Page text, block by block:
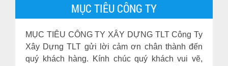
MỤC TIÊU CÔNG TY
MỤC TIÊU CÔNG TY XÂY DỰNG TLT Công Ty
Xây Dựng TLT gửi lời cảm ơn chân thành đến
quý khách hàng. Kính chúc quý khách vui vẽ,